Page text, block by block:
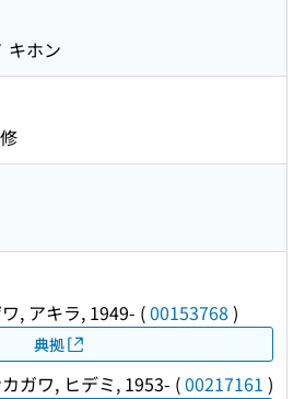
キホン
, アキラ, 1949- (00153768 )
典拠
ガワ, ヒデミ, 1953- (00217161 )